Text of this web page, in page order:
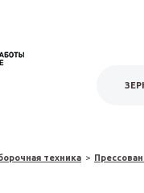
техника >